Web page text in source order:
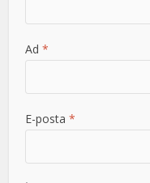
Ad*
E-posta*